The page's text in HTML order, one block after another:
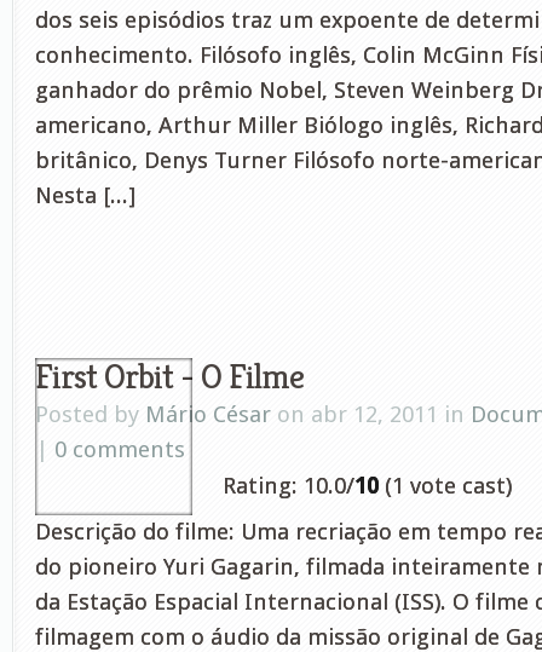
dos seis episódios traz um expoente de
conhecimento. Filósofo inglês, Colin McGinn
ganhador do prêmio Nobel, Steven Weinberg
americano, Arthur Miller Biólogo inglês,
britânico, Denys Turner Filósofo norte-
Nesta [...]
First Orbit - O Filme
Posted by Mário César on abr 12, 2011 in
| 0 comments
Rating: 10.0/10 (1 vote cast)
Descrição do filme: Uma recriação em tempo
do pioneiro Yuri Gagarin, filmada inteiramente
da Estação Espacial Internacional (ISS). O filme
filmagem com o áudio da missão original de